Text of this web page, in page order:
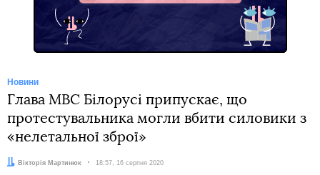
Новини
Глава МВС Білорусі припускає, що
протестувальника могли вбити силовики з
«нелетальної зброї»
Автор:Вікторія Мартинюк Дата:
18:57, 16 серпня 2020